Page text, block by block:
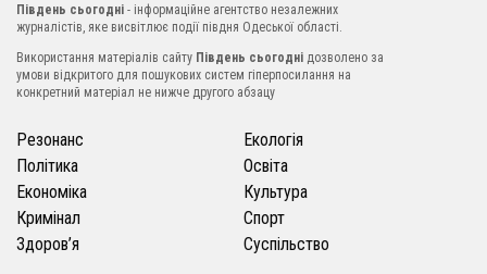
Південь сьогодні - інформаційне агентство незалежних
журналістів, яке висвітлює події півдня Одеської області.
Використання матеріалів сайту Південь сьогодні дозволено за
умови відкритого для пошукових систем гіперпосилання на
конкретний матеріал не нижче другого абзацу
Резонанс
Політика
Економіка
Кримінал
Здоров’я
Екологія
Освіта
Культура
Спорт
Суспільство